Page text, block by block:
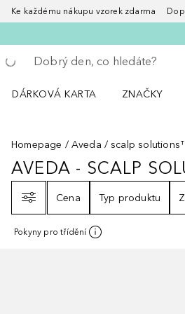
Ke každému nákupu vzorek zdarma
Vraťte se
Proveďte vyhledávání
DÁRKOVÁ KARTA
ZNAČKY
Homepage Aveda scalp
AVEDA - SCALP
AVEDA - SCALP
Cena
Typ produktu
Pokyny pro třídění